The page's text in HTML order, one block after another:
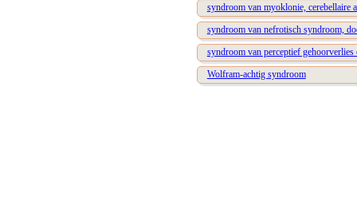
syndroom van myoklonie, cerebellaire
syndroom van nefrotisch syndroom,
syndroom van perceptief gehoorverlies
Wolfram-achtig syndroom